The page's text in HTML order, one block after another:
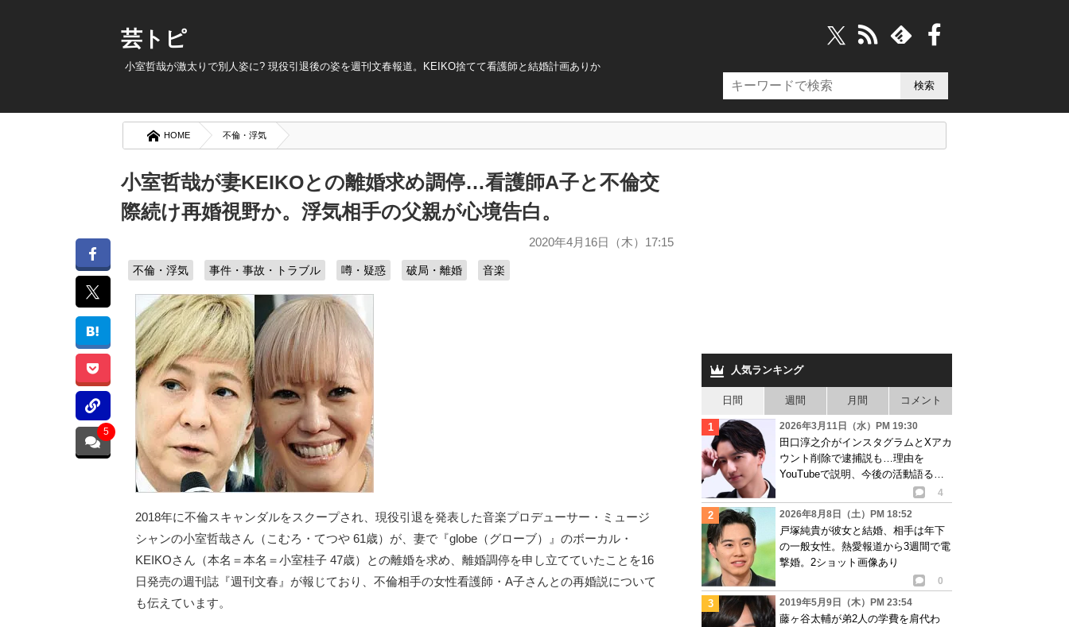
芸トピ
小室哲哉が激太りで別人姿に? 現役引退後の姿を週刊文春報道。KEIKO捨てて看護師と結婚計画ありか
HOME 不倫・浮気
小室哲哉が妻KEIKOとの離婚求め調停…看護師A子と不倫交
際続け再婚視野か。浮気相手の父親が心境告白。
2020年4月16日（木）17:15
不倫・浮気 事件・事故・トラブル 噂・疑惑 破局・離婚 音楽
5
2018年に不倫スキャンダルをスクープされ、現役引退を発表した音楽プロデューサー・ミュージ
シャンの小室哲哉さん（こむろ・てつや 61歳）が、妻で『globe（グローブ）』のボーカル・
KEIKOさん（本名＝本名＝小室桂子 47歳）との離婚を求め、離婚調停を申し立てていたことを16
日発売の週刊誌『週刊文春』が報じており、不倫相手の女性看護師・A子さんとの再婚説について
も伝えています。
人気ランキング
日間 週間 月間 コメント
2026年3月11日（水）PM 19:30
田口淳之介がインスタグラムとXアカ
ウント削除で逮捕説も…理由を
YouTubeで説明、今後の活動語るも
4
2026年8月8日（土）PM 18:52
戸塚純貴が彼女と結婚、相手は年下
の一般女性。熱愛報道から3週間で電
撃婚。2ショット画像あり
0
2019年5月9日（木）PM 23:54
藤ヶ谷太輔が弟2人の学費を肩代わ